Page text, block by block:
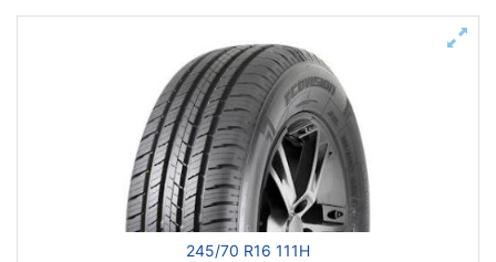
245/70 R16 111H